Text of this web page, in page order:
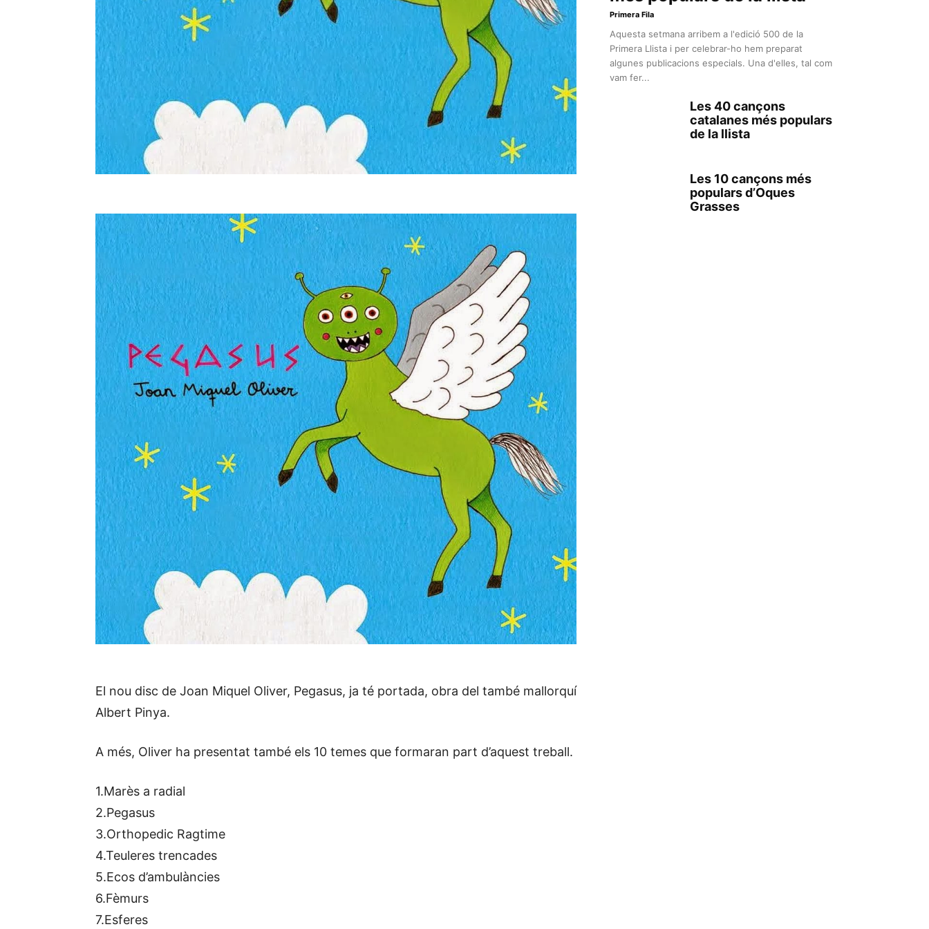
El nou disc de Joan Miquel Oliver, Pegasus, ja té portada, obra del també mallorquí
Albert Pinya.
A més, Oliver ha presentat també els 10 temes que formaran part d’aquest treball.
1.Marès a radial
2.Pegasus
3.Orthopedic Ragtime
4.Teuleres trencades
5.Ecos d’ambulàncies
6.Fèmurs
7.Esferes
Primera Fila
Aquesta setmana arribem a l'edició 500 de la
Primera Llista i per celebrar-ho hem preparat
algunes publicacions especials. Una d'elles, tal com
vam fer...
Les 40 cançons
catalanes més populars
de la llista
Les 10 cançons més
populars d’Oques
Grasses